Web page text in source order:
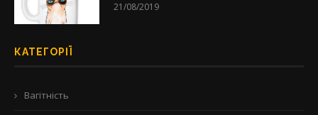
21/08/2019
КАТЕГОРІЇ
Вагітність